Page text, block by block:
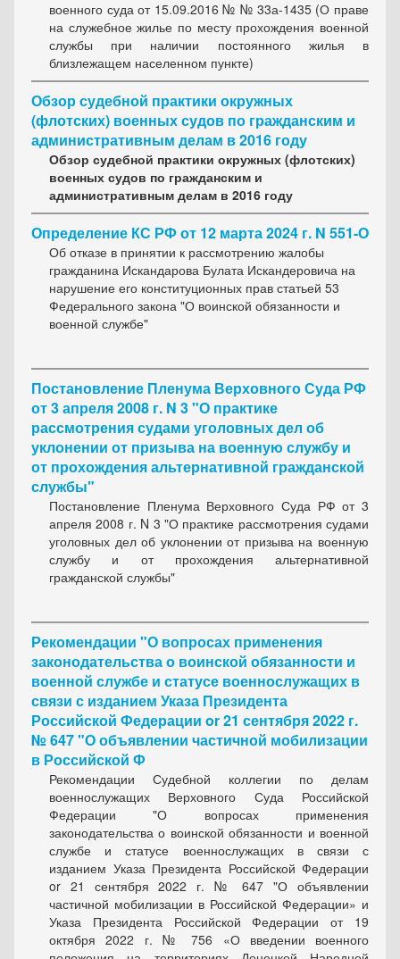
военного суда от 15.09.2016 № № 33а-1435 (О праве
на служебное жилье по месту прохождения военной
службы при наличии постоянного жилья в
близлежащем населенном пункте)
Обзор судебной практики окружных
(флотских) военных судов по гражданским и
административным делам в 2016 году
Обзор судебной практики окружных (флотских)
военных судов по гражданским и
административным делам в 2016 году
Определение КС РФ от 12 марта 2024 г. N 551-О
Об отказе в принятии к рассмотрению жалобы
гражданина Искандарова Булата Искандеровича на
нарушение его конституционных прав статьей 53
Федерального закона "О воинской обязанности и
военной службе"
Постановление Пленума Верховного Суда РФ
от 3 апреля 2008 г. N 3 "О практике
рассмотрения судами уголовных дел об
уклонении от призыва на военную службу и
от прохождения альтернативной гражданской
службы"
Постановление Пленума Верховного Суда РФ от 3
апреля 2008 г. N 3 "О практике рассмотрения судами
уголовных дел об уклонении от призыва на военную
службу и от прохождения альтернативной
гражданской службы"
Рекомендации "О вопросах применения
законодательства о воинской обязанности и
военной службе и статусе военнослужащих в
связи с изданием Указа Президента
Российской Федерации or 21 сентября 2022 г.
№ 647 "О объявлении частичной мобилизации
в Российской Ф
Рекомендации Судебной коллегии по делам
военнослужащих Верховного Суда Российской
Федерации "О вопросах применения
законодательства о воинской обязанности и военной
службе и статусе военнослужащих в связи с
изданием Указа Президента Российской Федерации
or 21 сентября 2022 г. № 647 "О объявлении
частичной мобилизации в Российской Федерации» и
Указа Президента Российской Федерации от 19
октября 2022 г. № 756 «О введении военного